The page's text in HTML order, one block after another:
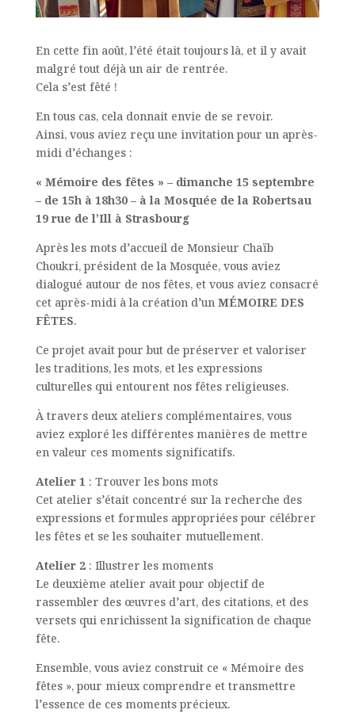
En cette fin août, l’été était toujours là, et il y avait
malgré tout déjà un air de rentrée.
Cela s’est fêté !
En tous cas, cela donnait envie de se revoir.
Ainsi, vous aviez reçu une invitation pour un après-
midi d’échanges :
« Mémoire des fêtes » – dimanche 15 septembre
– de 15h à 18h30 – à la Mosquée de la Robertsau
19 rue de l’Ill à Strasbourg
Après les mots d’accueil de Monsieur Chaïb
Choukri, président de la Mosquée, vous aviez
dialogué autour de nos fêtes, et vous aviez consacré
cet après-midi à la création d’un MÉMOIRE DES
FÊTES.
Ce projet avait pour but de préserver et valoriser
les traditions, les mots, et les expressions
culturelles qui entourent nos fêtes religieuses.
À travers deux ateliers complémentaires, vous
aviez exploré les différentes manières de mettre
en valeur ces moments significatifs.
Atelier 1 : Trouver les bons mots
Cet atelier s’était concentré sur la recherche des
expressions et formules appropriées pour célébrer
les fêtes et se les souhaiter mutuellement.
Atelier 2: Illustrer les moments
Le deuxième atelier avait pour objectif de
rassembler des œuvres d’art, des citations, et des
versets qui enrichissent la signification de chaque
fête.
Ensemble, vous aviez construit ce « Mémoire des
fêtes », pour mieux comprendre et transmettre
l’essence de ces moments précieux.